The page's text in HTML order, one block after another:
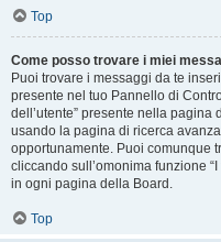
Top
Come posso trovare i miei
Puoi trovare i messaggi da te
presente nel tuo Pannello di
dell’utente” presente nella
usando la pagina di ricerca
opportunamente. Puoi comunque
cliccando sull’omonima funzione
in ogni pagina della Board.
Top